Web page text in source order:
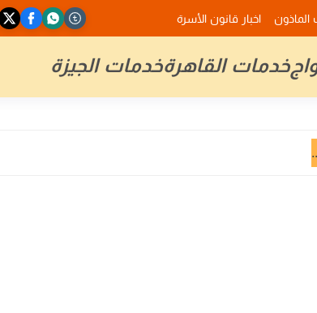
اخبار قانون الأسرة
خدمات القاهرةخدمات الجيزة